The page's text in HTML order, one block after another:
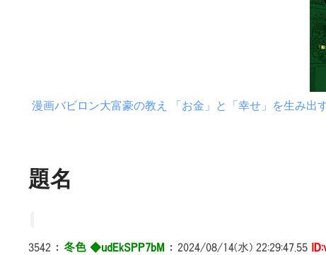
漫画バビロン大富豪の教え 「お金」と「幸せ」を生み出
題名
3542 ： 冬色 ◆udEkSPP7bM ： 2024/08/14(水) 22:29:47.55